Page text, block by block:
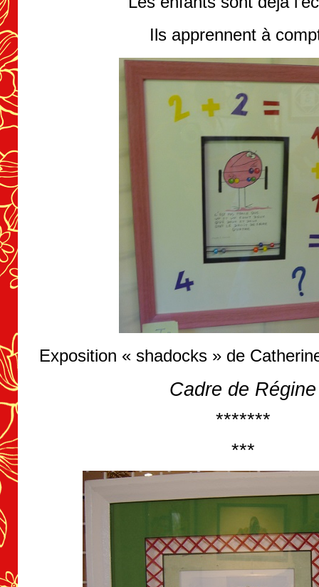
Ils apprennent à
Exposition « shadocks » de
Cadre de Régine
*******
***